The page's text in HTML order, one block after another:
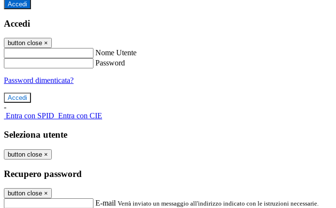
Accedi
Accedi
button close ×
Nome Utente
Password
Password dimenticata?
-
Entra con SPID Entra con CIE
Seleziona utente
button close ×
Recupero password
button close ×
E-mail Verrà inviato un messaggio all'indirizzo indicato con le istruzioni necessarie.